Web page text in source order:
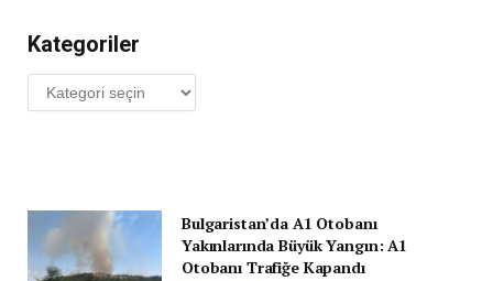
Kategoriler
Kategoriler
Bulgaristan’da A1 Otobanı
Yakınlarında Büyük Yangın: A1
Otobanı Trafiğe Kapandı